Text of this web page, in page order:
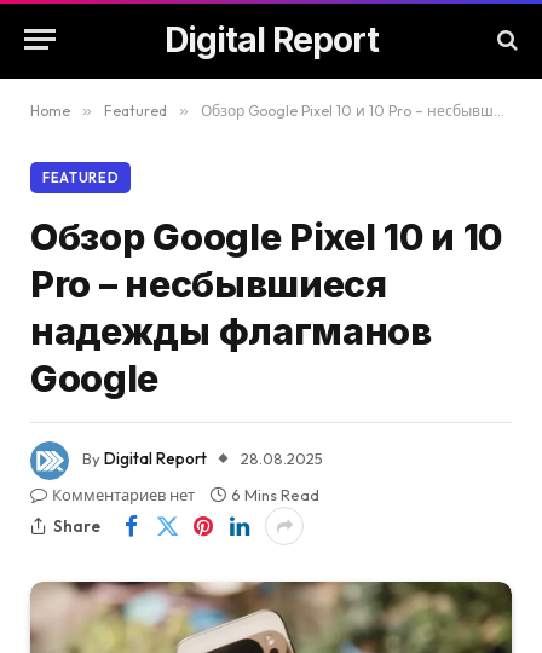
Digital Report
Home » Featured » Обзор Google Pixel 10 и 10 Pro – несбывшиеся надежды флагманов Google
FEATURED
Обзор Google Pixel 10 и 10
Pro – несбывшиеся
надежды флагманов
Google
ByDigital Report
28.08.2025
Комментариев нет
6 Mins Read
Share